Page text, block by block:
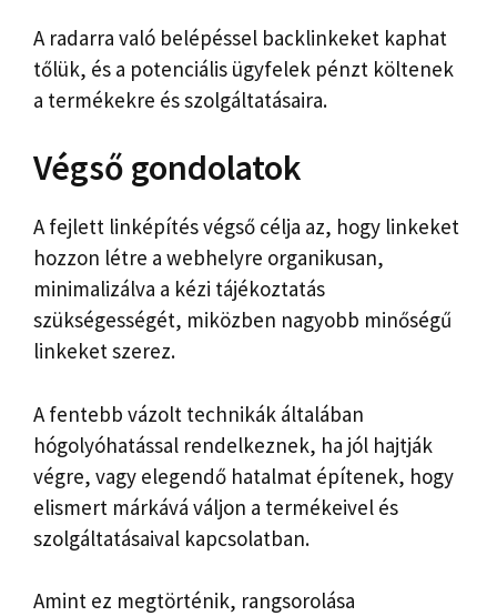
A radarra való belépéssel backlinkeket kaphat
tőlük, és a potenciális ügyfelek pénzt költenek
a termékekre és szolgáltatásaira.
Végső gondolatok
A fejlett linképítés végső célja az, hogy linkeket
hozzon létre a webhelyre organikusan,
minimalizálva a kézi tájékoztatás
szükségességét, miközben nagyobb minőségű
linkeket szerez.
A fentebb vázolt technikák általában
hógolyóhatással rendelkeznek, ha jól hajtják
végre, vagy elegendő hatalmat építenek, hogy
elismert márkává váljon a termékeivel és
szolgáltatásaival kapcsolatban.
Amint ez megtörténik, rangsorolása